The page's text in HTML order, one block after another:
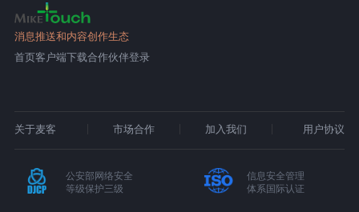
消息推送和内容创作生态
首页客户端下载合作伙伴登录
关于麦客 市场合作 加入我们 用户协议
公安部网络安全
等级保护三级
信息安全管理
体系国际认证